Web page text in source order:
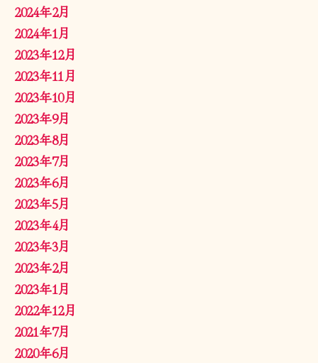
2024年2月
2024年1月
2023年12月
2023年11月
2023年10月
2023年9月
2023年8月
2023年7月
2023年6月
2023年5月
2023年4月
2023年3月
2023年2月
2023年1月
2022年12月
2021年7月
2020年6月